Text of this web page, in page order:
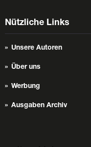
Nützliche Links
Unsere Autoren
Über uns
Werbung
Ausgaben Archiv